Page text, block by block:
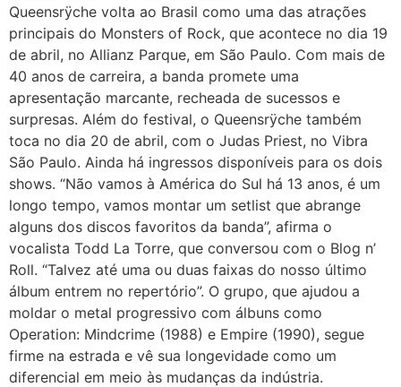
Queensrÿche volta ao Brasil como uma das atrações
principais do Monsters of Rock, que acontece no dia 19
de abril, no Allianz Parque, em São Paulo. Com mais de
40 anos de carreira, a banda promete uma
apresentação marcante, recheada de sucessos e
surpresas. Além do festival, o Queensrÿche também
toca no dia 20 de abril, com o Judas Priest, no Vibra
São Paulo. Ainda há ingressos disponíveis para os dois
shows. “Não vamos à América do Sul há 13 anos, é um
longo tempo, vamos montar um setlist que abrange
alguns dos discos favoritos da banda”, afirma o
vocalista Todd La Torre, que conversou com o Blog n’
Roll. “Talvez até uma ou duas faixas do nosso último
álbum entrem no repertório”. O grupo, que ajudou a
moldar o metal progressivo com álbuns como
Operation: Mindcrime (1988) e Empire (1990), segue
firme na estrada e vê sua longevidade como um
diferencial em meio às mudanças da indústria.